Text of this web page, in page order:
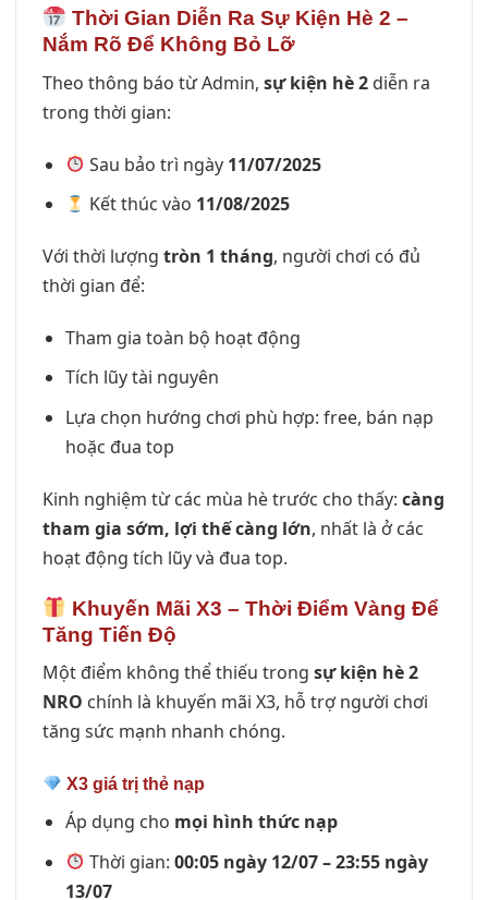
Thời Gian Diễn Ra Sự Kiện Hè 2 –
Nắm Rõ Để Không Bỏ Lỡ
Theo thông báo từ Admin, sự kiện hè 2 diễn ra
trong thời gian:
Sau bảo trì ngày 11/07/2025
Kết thúc vào 11/08/2025
Với thời lượng tròn 1 tháng, người chơi có đủ
thời gian để:
Tham gia toàn bộ hoạt động
Tích lũy tài nguyên
Lựa chọn hướng chơi phù hợp: free, bán nạp
hoặc đua top
Kinh nghiệm từ các mùa hè trước cho thấy: càng
tham gia sớm, lợi thế càng lớn, nhất là ở các
hoạt động tích lũy và đua top.
Khuyến Mãi X3 – Thời Điểm Vàng Để
Tăng Tiến Độ
Một điểm không thể thiếu trong sự kiện hè 2
NRO chính là khuyến mãi X3, hỗ trợ người chơi
tăng sức mạnh nhanh chóng.
X3 giá trị thẻ nạp
Áp dụng cho mọi hình thức nạp
Thời gian:00:05 ngày 12/07 – 23:55 ngày
13/07